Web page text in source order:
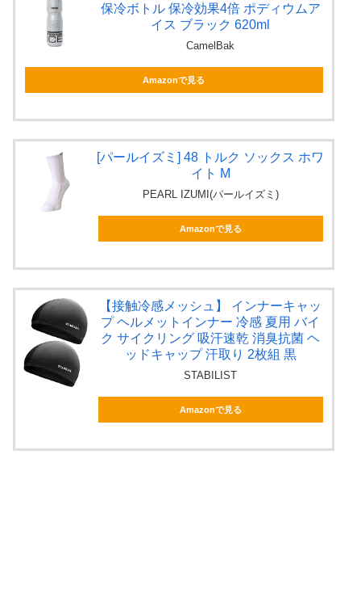
保冷ボトル 保冷効果4倍 ポディウムア
イス ブラック 620ml
CamelBak
Amazonで見る
[パールイズミ] 48 トルク ソックス ホワ
イト M
PEARL IZUMI(パールイズミ)
Amazonで見る
【接触冷感メッシュ】 インナーキャッ
プ ヘルメットインナー 冷感 夏用 バイ
ク サイクリング 吸汗速乾 消臭抗菌 ヘ
ッドキャップ 汗取り 2枚組 黒
STABILIST
Amazonで見る